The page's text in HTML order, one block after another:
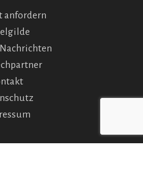
anfordern